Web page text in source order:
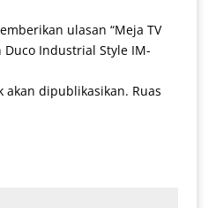
ulasan “Meja TV
Industrial Style IM-
akan dipublikasikan. Ruas